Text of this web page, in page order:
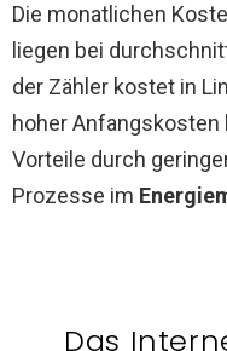
Die monatlichen
liegen bei
der Zähler kostet in
hoher
Vorteile durch
Prozesse im
Das